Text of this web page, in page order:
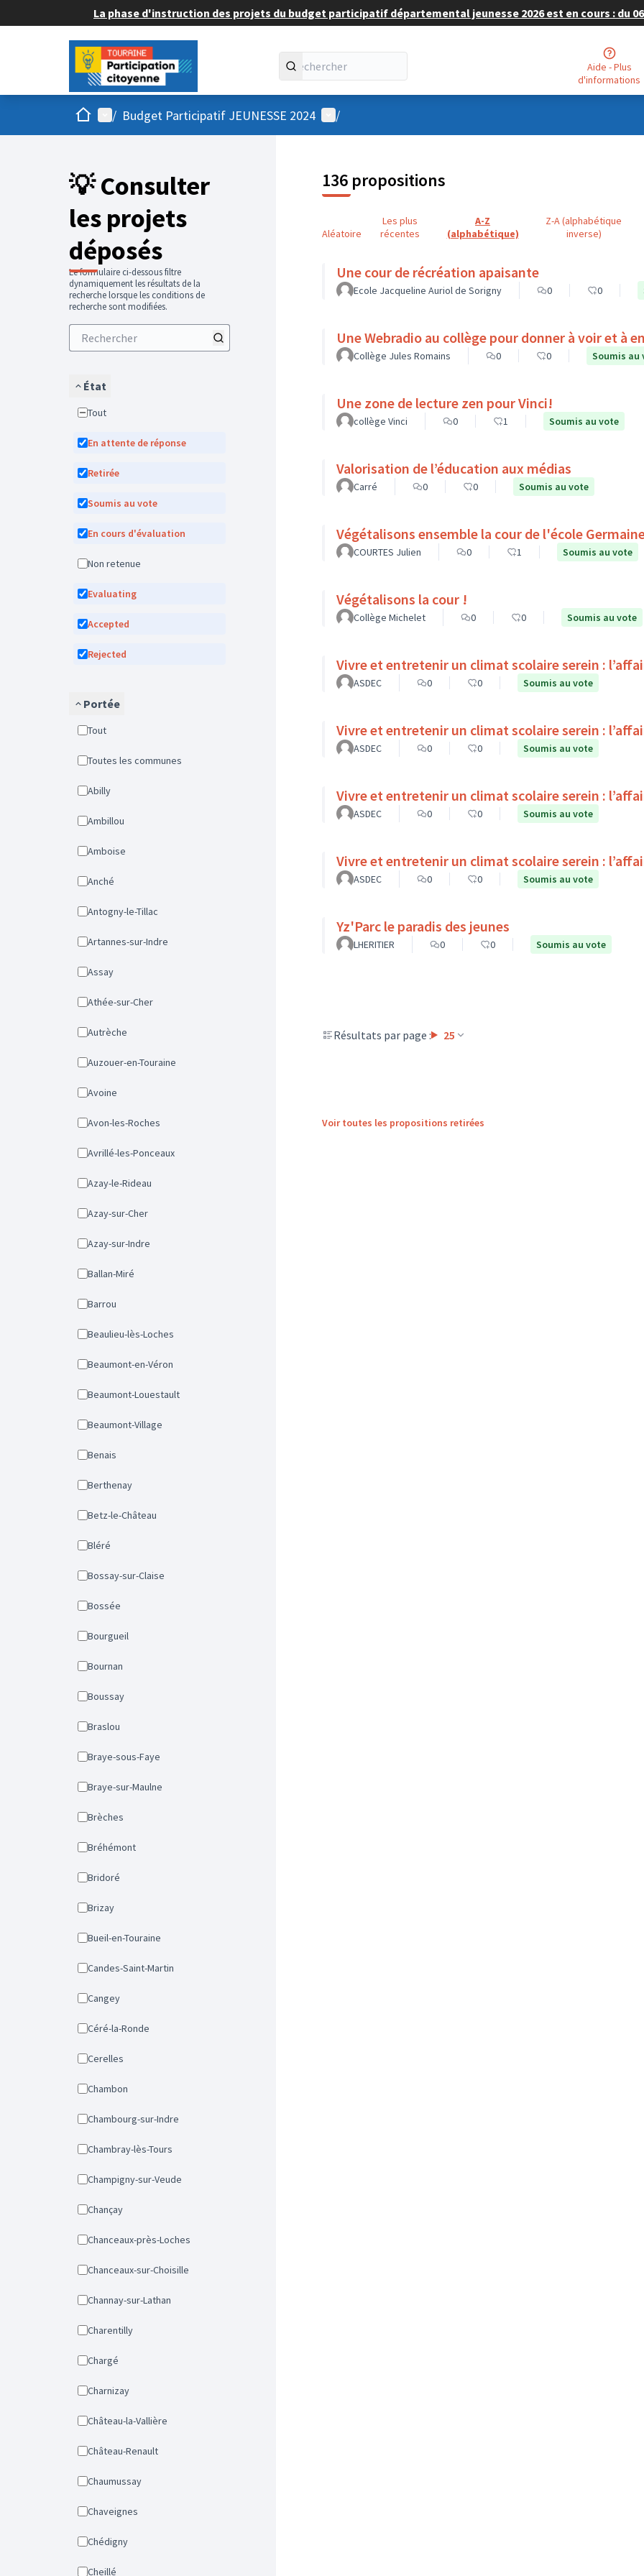
La phase d'instruction des projets du budget participatif départemental jeunesse 2026 est en cours : du
Aide - Plus
d'informations
AccueilMenu principal
/ Budget Participatif JEUNESSE 2024 Menu utilisateur
/
💡 Consulter
les projets
déposés
Le formulaire ci-dessous filtre
dynamiquement les résultats de la
recherche lorsque les conditions de
recherche sont modifiées.
État
Tout
En attente de réponse
Retirée
Soumis au vote
En cours d'évaluation
Non retenue
Evaluating
Accepted
Rejected
Portée
Tout
Toutes les communes
Abilly
Ambillou
Amboise
Anché
Antogny-le-Tillac
Artannes-sur-Indre
Assay
Athée-sur-Cher
Autrèche
Auzouer-en-Touraine
Avoine
Avon-les-Roches
Avrillé-les-Ponceaux
Azay-le-Rideau
Azay-sur-Cher
Azay-sur-Indre
Ballan-Miré
Barrou
Beaulieu-lès-Loches
Beaumont-en-Véron
Beaumont-Louestault
Beaumont-Village
Benais
Berthenay
Betz-le-Château
Bléré
Bossay-sur-Claise
Bossée
Bourgueil
Bournan
Boussay
Braslou
Braye-sous-Faye
Braye-sur-Maulne
Brèches
Bréhémont
Bridoré
Brizay
Bueil-en-Touraine
Candes-Saint-Martin
Cangey
Céré-la-Ronde
Cerelles
Chambon
Chambourg-sur-Indre
Chambray-lès-Tours
Champigny-sur-Veude
Chançay
Chanceaux-près-Loches
Chanceaux-sur-Choisille
Channay-sur-Lathan
Charentilly
Chargé
Charnizay
Château-la-Vallière
Château-Renault
Chaumussay
Chaveignes
Chédigny
Cheillé
136 propositions
Aléatoire
Les plus
récentes
A-Z
(alphabétique)
Z-A (alphabétique
inverse)
Une cour de récréation apaisante
Ecole Jacqueline Auriol de Sorigny 0 0
Une Webradio au collège pour donner à voir et à
Collège Jules Romains 0 0 Soumis au
Une zone de lecture zen pour Vinci!
collège Vinci 0 1 Soumis au vote
Valorisation de l’éducation aux médias
Carré 0 0 Soumis au vote
Végétalisons ensemble la cour de l'école
COURTES Julien 0 1 Soumis au vote
Végétalisons la cour !
Collège Michelet 0 0 Soumis au vote
Vivre et entretenir un climat scolaire serein :
ASDEC 0 0 Soumis au vote
Vivre et entretenir un climat scolaire serein :
ASDEC 0 0 Soumis au vote
Vivre et entretenir un climat scolaire serein :
ASDEC 0 0 Soumis au vote
Vivre et entretenir un climat scolaire serein :
ASDEC 0 0 Soumis au vote
Yz'Parc le paradis des jeunes
LHERITIER 0 0 Soumis au vote
Résultats par page : 25
Voir toutes les propositions retirées